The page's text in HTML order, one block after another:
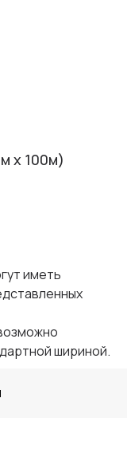
х 100м)
иметь
шириной.